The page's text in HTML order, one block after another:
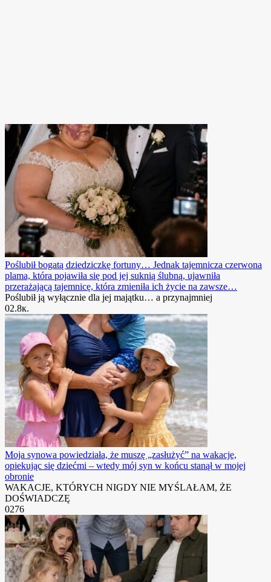
Poślubił bogatą dziedziczkę fortuny… Jednak tajemnicza czerwona
plama, która pojawiła się pod jej suknią ślubną, ujawniła
przerażającą tajemnicę, która zmieniła ich życie na zawsze…
Poślubił ją wyłącznie dla jej majątku… a przynajmniej
02.8к.
Moja synowa powiedziała, że ​​muszę „zasłużyć” na wakacje,
opiekując się dziećmi – wtedy mój syn w końcu stanął w mojej
obronie
WAKACJE, KTÓRYCH NIGDY NIE MYŚLAŁAM, ŻE
DOŚWIADCZĘ
0276